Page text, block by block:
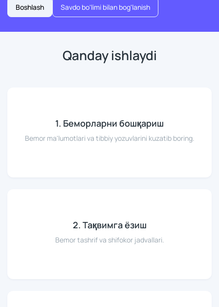
Boshlash
Savdo bo'limi bilan bog'lanish
Qanday ishlaydi
1. Беморларни бошқариш
Bemor ma'lumotlari va tibbiy yozuvlarini kuzatib boring.
2. Тақвимга ёзиш
Bemor tashrif va shifokor jadvallari.